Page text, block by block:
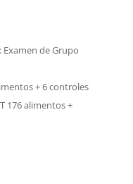
:Examen de Grupo
+ 6 controles
176 alimentos +